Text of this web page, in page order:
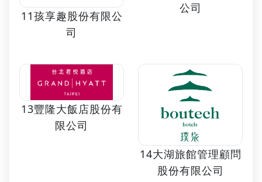
11孩享趣股份有限公
司
公司
13豐隆大飯店股份有
限公司
14大湖旅館管理顧問
股份有限公司